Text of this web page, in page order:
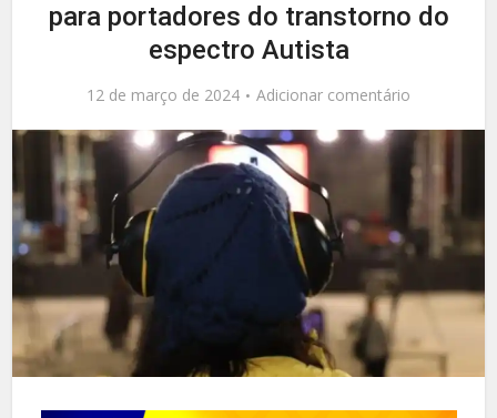
para portadores do transtorno do
espectro Autista
12 de março de 2024 Adicionar comentário